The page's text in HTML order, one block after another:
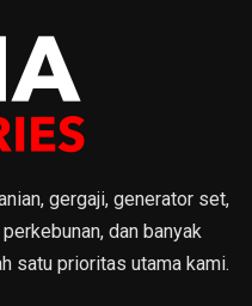
gergaji, generator set,
dan banyak
satu prioritas utama kami.